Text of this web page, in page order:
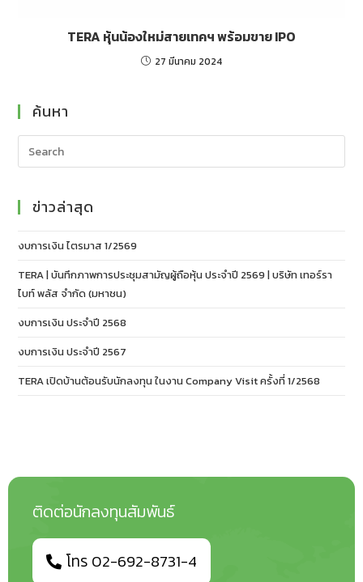
TERA หุ้นน้องใหม่สายเทคฯ พร้อมขาย IPO
27 มีนาคม 2024
ค้นหา
ข่าวล่าสุด
งบการเงิน ไตรมาส 1/2569
TERA | บันทึกภาพการประชุมสามัญผู้ถือหุ้น ประจำปี 2569 | บริษัท เทอร์รา
ไบท์ พลัส จำกัด (มหาชน)
งบการเงิน ประจำปี 2568
งบการเงิน ประจำปี 2567
TERA เปิดบ้านต้อนรับนักลงทุน ในงาน Company Visit ครั้งที่ 1/2568
ติดต่อนักลงทุนสัมพันธ์
โทร 02-692-8731-4